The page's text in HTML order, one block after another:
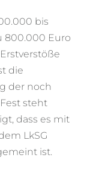
bis
800.000 Euro
die
der noch
steht
dass es mit
LkSG
ist.